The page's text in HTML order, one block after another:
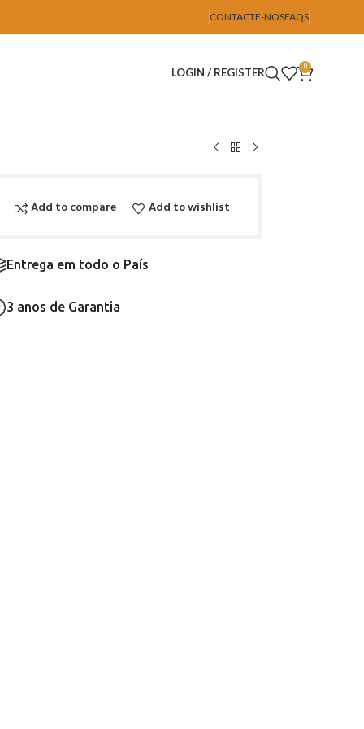
CONTACTE-NOSFAQS
LOGIN / REGISTER 0
Add to compare Add to wishlist
Entrega em todo o País
3 anos de Garantia